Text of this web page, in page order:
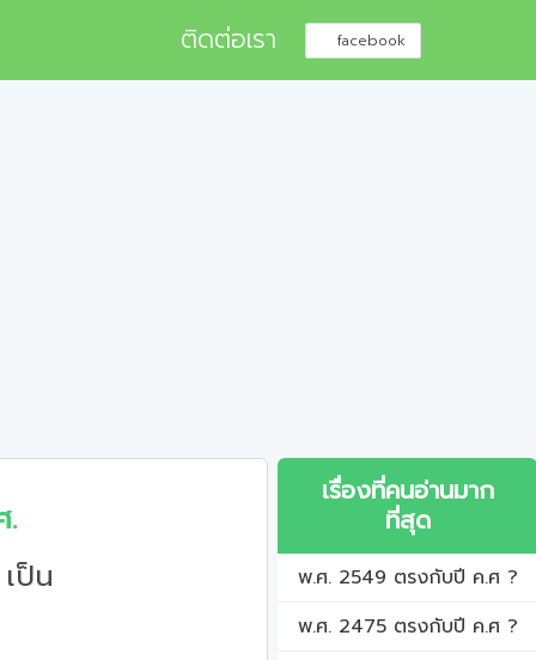
ติดต่อเรา facebook
.
ป็น
เรื่องที่คนอ่านมาก
ที่สุด
พ.ศ. 2549 ตรงกับปี ค.ศ ?
พ.ศ. 2475 ตรงกับปี ค.ศ ?